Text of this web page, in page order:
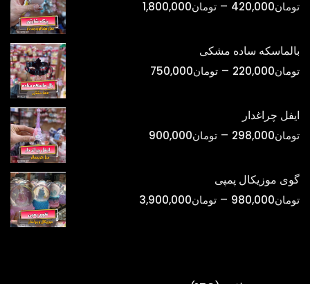
تومان420,000
– تومان1,800,000محدوده
تومان420,000
بالماسکه ساده مشکی
تومان220,000
– تومان750,000
تومان750,000
ایفل چراغدار
تومان298,000
– تومان900,000
تومان900,000
گوی موزیکال پمپی
تومان980,000
– تومان3,900,000